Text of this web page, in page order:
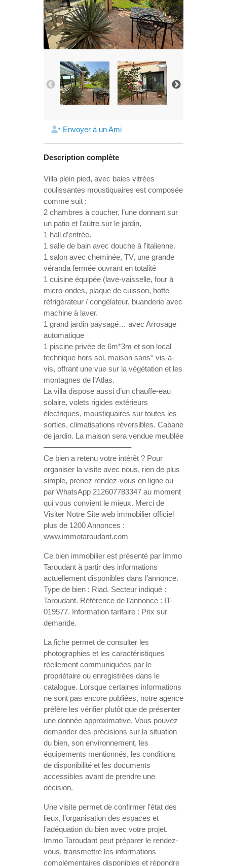
Envoyer à un Ami
Description complète
Villa plein pied, avec baies vitrées
coulissantes moustiquaires est composée
comme suit :
2 chambres à coucher, l’une donnant sur
un patio et l’autre sur le jardin,
1 hall d’entrée.
1 salle de bain avec douche à l’italienne.
1 salon avec cheminée, TV, une grande
véranda fermée ouvrant en totalité
1 cuisine équipée (lave-vaisselle, four à
micro-ondes, plaque de cuisson, hotte
réfrigérateur / congélateur, buanderie avec
machine à laver.
1 grand jardin paysagé… avec Arrosage
automatique
1 piscine privée de 6m*3m et son local
technique hors sol, maison sans* vis-à-
vis, offrant une vue sur la végétation et les
montagnes de l’Atlas.
La villa dispose aussi d’un chauffe-eau
solaire, volets rigides extérieurs
électriques, moustiquaires sur toutes les
sorties, climatisations réversibles. Cabane
de jardin. La maison sera vendue meublée
———————————–
Ce bien a retenu votre intérêt ? Pour
organiser la visite avec nous, rien de plus
simple, prenez rendez-vous en ligne ou
par WhatsApp 212607783347 au moment
qui vous convient le mieux. Merci de
Visiter Notre Site web immobilier officiel
plus de 1200 Annonces :
www.immotaroudant.com
Ce bien immobilier est présenté par Immo
Taroudant à partir des informations
actuellement disponibles dans l’annonce.
Type de bien : Riad. Secteur indiqué :
Taroudant. Référence de l’annonce : IT-
019577. Information tarifaire : Prix sur
demande.
La fiche permet de consulter les
photographies et les caractéristiques
réellement communiquées par le
propriétaire ou enregistrées dans le
catalogue. Lorsque certaines informations
ne sont pas encore publiées, notre agence
préfère les vérifier plutôt que de présenter
une donnée approximative. Vous pouvez
demander des précisions sur la situation
du bien, son environnement, les
équipements mentionnés, les conditions
de disponibilité et les documents
accessibles avant de prendre une
décision.
Une visite permet de confirmer l’état des
lieux, l’organisation des espaces et
l’adéquation du bien avec votre projet.
Immo Taroudant peut préparer le rendez-
vous, transmettre les informations
complémentaires disponibles et répondre